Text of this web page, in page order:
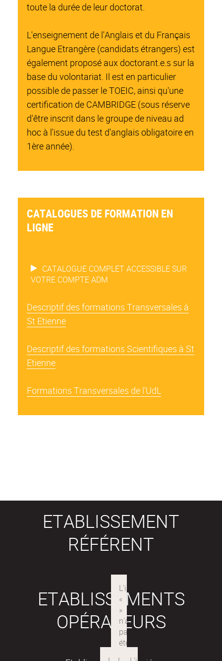
toute la durée de leur doctorat.
L'enseignement de l'Anglais et du Français
Langue Etrangère (candidats étrangers) est
également proposé aux doctorant.e.s sur la
base du volontariat. Il est en particulier
possible de passer le TOEIC, ainsi qu'une
certification de CAMBRIDGE (sous réserve
d'être inscrit dans le groupe de niveau ad
hoc à l'issue du test d'anglais obligatoire en
1ère année).
CATALOGUES DE FORMATION EN
LIGNE
CATALOGUE COMPLET ACCESSIBLE SUR
VOTRE COMPTE ADM
Descriptif des formations Transversales à
St Etienne
Descriptif des formations Scientifiques à St
Etienne
Formations Transversales de l'UdL
ETABLISSEMENT
RÉFÉRENT
ETABLISSEMENTS
OPÉRATEURS